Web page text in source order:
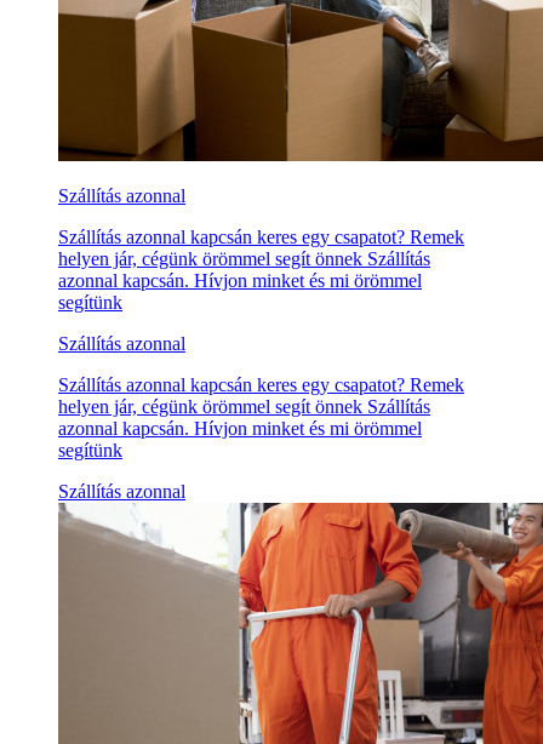
Szállítás azonnal
Szállítás azonnal kapcsán keres egy csapatot? Remek
helyen jár, cégünk örömmel segít önnek Szállítás
azonnal kapcsán. Hívjon minket és mi örömmel
segítünk
Szállítás azonnal
Szállítás azonnal kapcsán keres egy csapatot? Remek
helyen jár, cégünk örömmel segít önnek Szállítás
azonnal kapcsán. Hívjon minket és mi örömmel
segítünk
Szállítás azonnal